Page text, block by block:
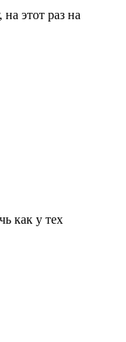
этот раз на
как у тех